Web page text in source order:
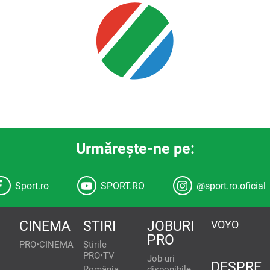
Urmăreşte-ne pe:
Sport.ro SPORT.RO @sport.ro.oficial
CINEMA
PRO•CINEMA
STIRI
Știrile
PRO•TV
JOBURI
PRO
Job-uri
VOYO